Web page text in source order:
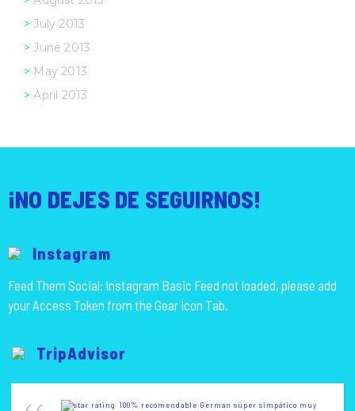
July 2013
June 2013
May 2013
April 2013
¡NO DEJES DE SEGUIRNOS!
Instagram
Feed Them Social: Instagram Basic Feed not loaded, please add
your Access Token from the Gear Icon Tab.
TripAdvisor
100% recomendable German súper simpático muy